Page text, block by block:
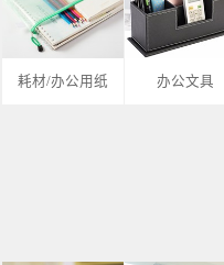
耗材/办公用纸
办公文具